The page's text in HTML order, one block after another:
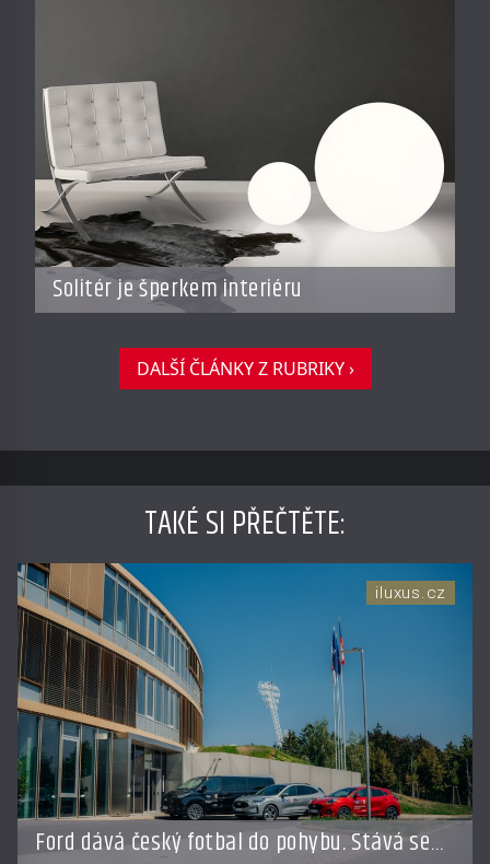
Solitér je šperkem interiéru
DALŠÍ ČLÁNKY Z RUBRIKY ›
TAKÉ SI PŘEČTĚTE:
Ford dává český fotbal do pohybu. Stává se
iluxus.cz